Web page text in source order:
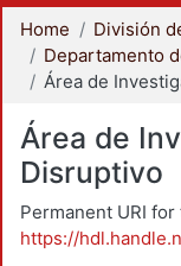
Home
Área de
Disruptivo
Permanent URI
https://